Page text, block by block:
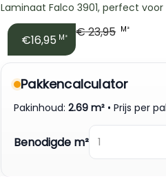
Laminaat Falco 3901, perfect voor
€16,95 M² €23,95 M²
Pakkencalculator
Pakinhoud:2.69 m² • Prijs per
Benodigde m²